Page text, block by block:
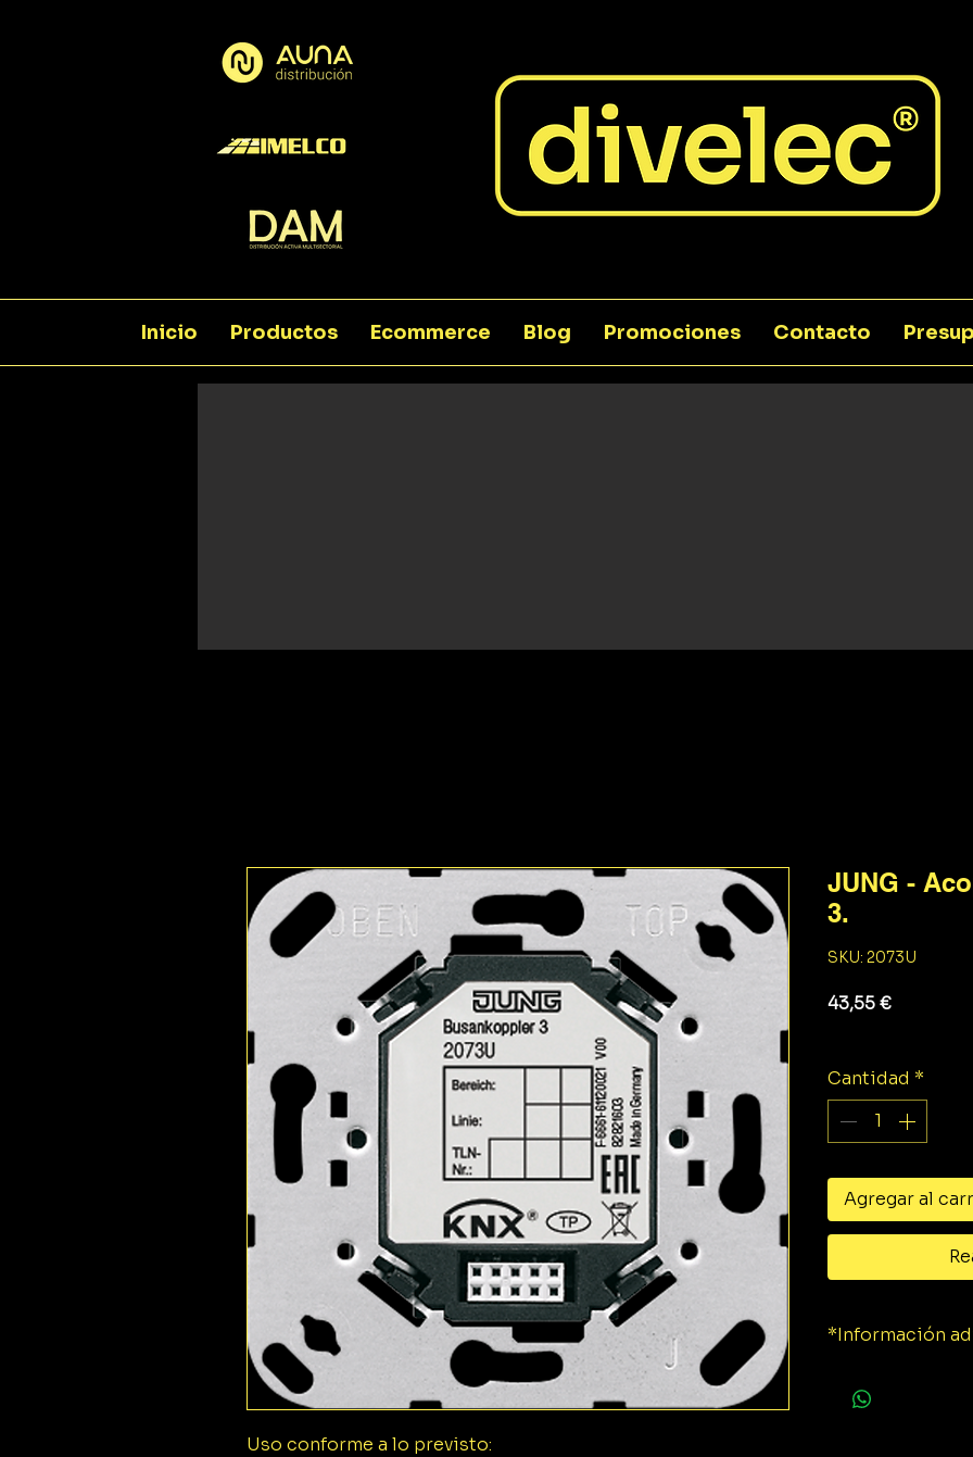
Inicio Productos Ecommerce Blog Promociones Contacto
Uso conforme a lo previsto:
JUNG -
3.
SKU: 2073U
43,55 €Precio
Cantidad *
Agregar al
*Información
Medio KNX: